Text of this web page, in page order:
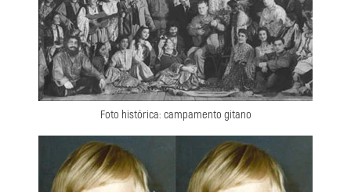
Foto histórica: campamento gitano